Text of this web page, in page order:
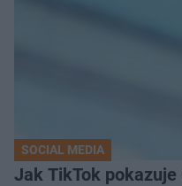
SOCIAL MEDIA
Jak TikTok